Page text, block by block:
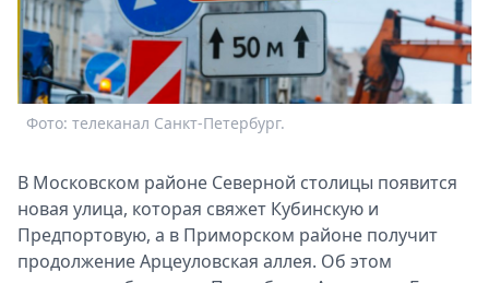
Стримы
Спецпроекты
Звезды
Выборы
2026
Фото: телеканал Санкт-Петербург.
В Московском районе Северной столицы появится
новая улица, которая свяжет Кубинскую и
Предпортовую, а в Приморском районе получит
продолжение Арцеуловская аллея. Об этом